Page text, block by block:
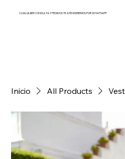
CUALQUIER CONSULTA Y PEDIDOS TE ATENDEREMOS POR WHATSAPP
Inicio All Products